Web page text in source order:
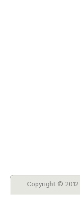
Copyright © 2012